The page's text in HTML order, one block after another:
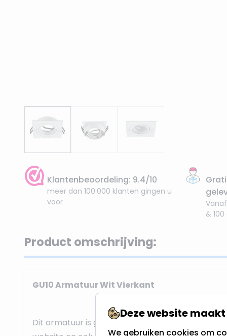
Klantenbeoordeling: 9.4/10
meer dan 100.000 klanten gingen u
voor
Vanaf
&
Product omschrijving:
GU10 Armatuur Wit Vierkant
Dit armatuur is geschikt voor alle GU10 LED spots
Deze website
We gebruiken cookies om